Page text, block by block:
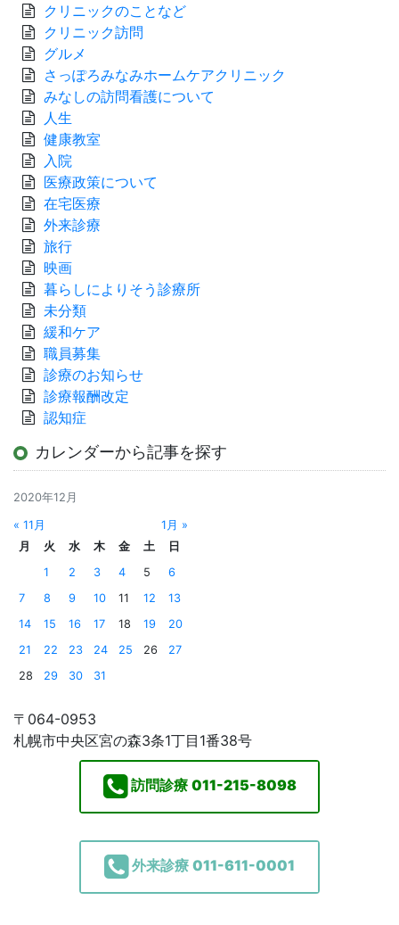
クリニックのことなど
クリニック訪問
グルメ
さっぽろみなみホームケアクリニック
みなしの訪問看護について
人生
健康教室
入院
医療政策について
在宅医療
外来診療
旅行
映画
暮らしによりそう診療所
未分類
緩和ケア
職員募集
診療のお知らせ
診療報酬改定
認知症
カレンダーから記事を探す
2020年12月
« 11月
1月 »
月
火 水 木 金 土
日
1
2 3 4 5
6
7
8 9 10 11 12
13
14
15 16 17 18 19
20
21
22 23 24 25 26
27
28
29 30 31
〒064-0953
札幌市中央区宮の森3条1丁目1番38号
訪問診療 011-215-8098
外来診療 011-611-0001